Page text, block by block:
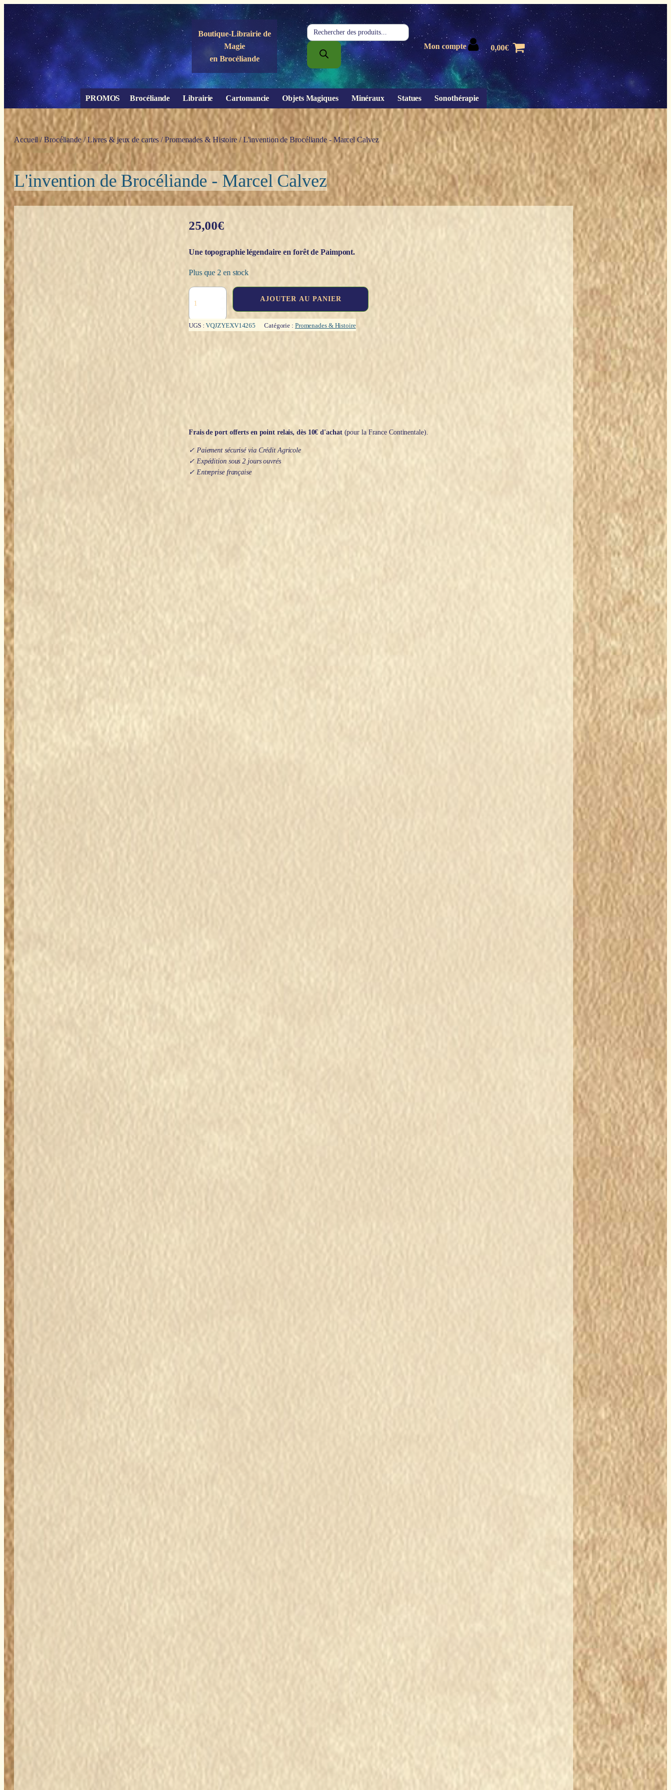
Panneau de gestion des cookies
Boutique-Librairie de
Magie
en Brocéliande
Recherche
de
produits
Mon compte 0,00€
PROMOS Brocéliande Librairie Cartomancie Objets Magiques Minéraux Statues Sonothérapie
Accueil /Brocéliande/Livres & jeux de cartes /Promenades & Histoire/ L'invention de Brocéliande - Marcel Calvez
L'invention de Brocéliande - Marcel Calvez
25,00€
Une topographie légendaire en forêt de Paimpont.
Plus que 2 en stock
de
Brocéliande
AJOUTER AU PANIER
UGS :VQJZYEXV14265 Catégorie : Promenades & Histoire
Frais de port offerts en point relais, dès 10€ d'achat(pour la France Continentale).
✓ Paiement sécurisé via Crédit Agricole
✓ Expédition sous 2 jours ouvrés
✓ Entreprise française